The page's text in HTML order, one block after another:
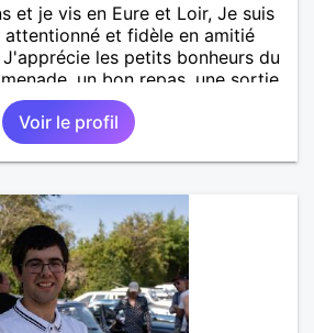
et je vis en Eure et Loir, Je suis
attentionné et fidèle en amitié
les petits bonheurs du
un bon repas, une sortie,
ou un moment de détente à
une femme douce,
avec qui partager des
de rire et de confiance. Je
qu'il n'est jamais trop tard pour
histoire. Si vous aimez les
les valeurs de respect et de
faire connaissance autour
balade, sans précipitation et
le reste. Au plaisir de vous lire.
Voir le profil